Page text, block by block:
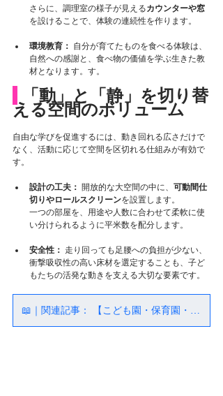
さらに、調理室の様子が見えるカウンターや窓
を設けることで、体験の連続性を作ります。
環境教育： 自分が育てたものを食べる体験は、
自然への感謝と、食べ物の価値を学ぶ生きた教
材となります。す。
「動」と「静」を切り替
える空間のボリューム
自由な学びを促進するには、動き回れる広さだけで
なく、活動に応じて空間を区切れる仕組みが有効で
す。
設計の工夫： 開放的な大空間の中に、 可動間仕
切りやロールスクリーンを設置します。
一つの部屋を、用途や人数に合わせて柔軟に使
い分けられるように平米数を配分します。
安全性： 走り回っても足腰への負担が少ない、
衝撃吸収性の高い床材を選定することも、子ど
もたちの活発な動きを支える大切な要素です。
📖｜関連記事： 【こども園・保育園・幼稚園の設計｜安全・快適・環境・地域の4つの重要ポイント】